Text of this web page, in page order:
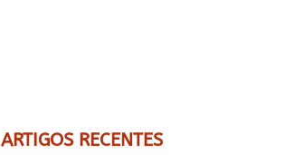
ARTIGOS RECENTES